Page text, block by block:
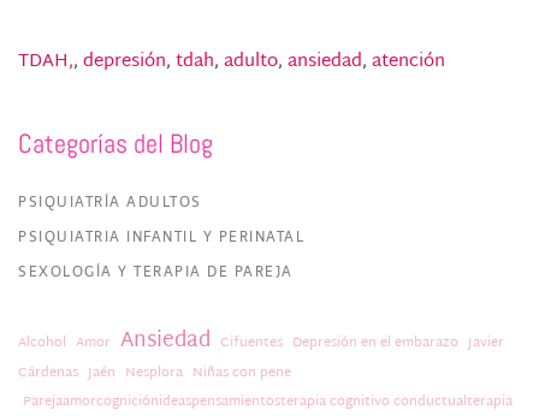
TDAH,,depresión,tdah,adulto,ansiedad,atención
Categorías del Blog
PSIQUIATRÍA ADULTOS
PSIQUIATRIA INFANTIL Y PERINATAL
SEXOLOGÍA Y TERAPIA DE PAREJA
Alcohol Amor Ansiedad Cifuentes Depresión en el embarazo Javier
Cárdenas Jaén Nesplora Niñas con pene
Parejaamorcogniciónideaspensamientosterapia cognitivo conductualterapia